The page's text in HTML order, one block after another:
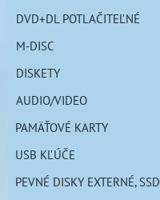
DVD+DL POTLAČITEĽNÉ
M-DISC
DISKETY
AUDIO/VIDEO
PAMÄŤOVÉ KARTY
USB KĽÚČE
PEVNÉ DISKY EXTERNÉ, SSD